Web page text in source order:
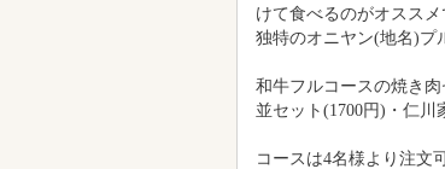
けて食べるのがオスス
独特のオニヤン(地名)プ
和牛フルコースの焼き肉
並セット(1700円)・仁川
コースは4名様より注文